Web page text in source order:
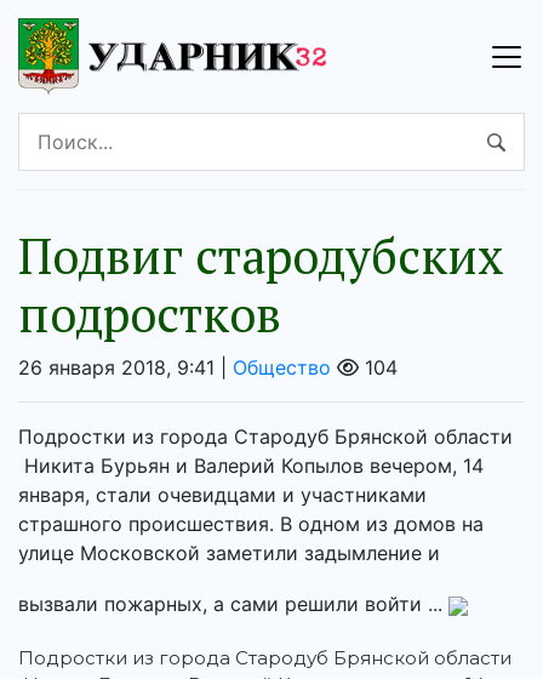
Подвиг стародубских
подростков
26 января 2018, 9:41 | Общество 104
Подростки из города Стародуб Брянской области
Никита Бурьян и Валерий Копылов вечером, 14
января, стали очевидцами и участниками
страшного происшествия. В одном из домов на
улице Московской заметили задымление и
вызвали пожарных, а сами решили войти ...
Подростки из города Стародуб Брянской области